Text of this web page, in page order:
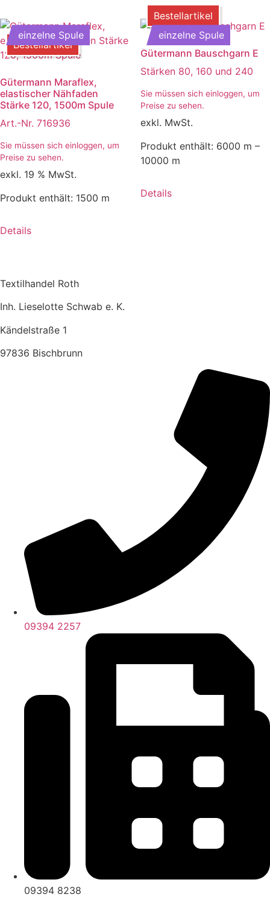
Bestellartikel
einzelne Spule
Gütermann Maraflex,
elastischer Nähfaden
Stärke 120, 1500m Spule
Art.-Nr. 716936
Sie müssen sich einloggen, um
Preise zu sehen.
exkl. 19 % MwSt.
Produkt enthält: 1500 m
Details
Bestellartikel
einzelne Spule
Gütermann Bauschgarn E
Stärken 80, 160 und 240
Sie müssen sich einloggen, um
Preise zu sehen.
exkl. MwSt.
Produkt enthält: 6000 m –
10000 m
Details
Textilhandel Roth
Inh. Lieselotte Schwab e. K.
Kändelstraße 1
97836 Bischbrunn
09394 2257
09394 8238